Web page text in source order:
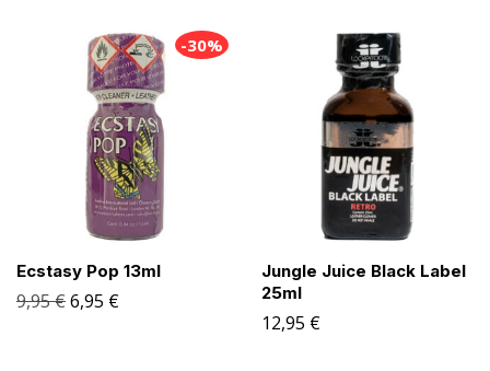
-30%
Ecstasy Pop 13ml
9,95€6,95 €
Jungle Juice Black Label
25ml
12,95 €